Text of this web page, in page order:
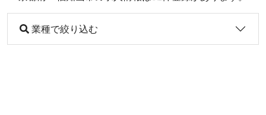
業種で絞り込む